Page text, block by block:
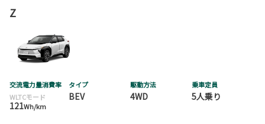
Z
交流電力量消費率
WLTCモード
121Wh/km
タイプ
BEV
駆動方法
4WD
乗車定員
5人乗り